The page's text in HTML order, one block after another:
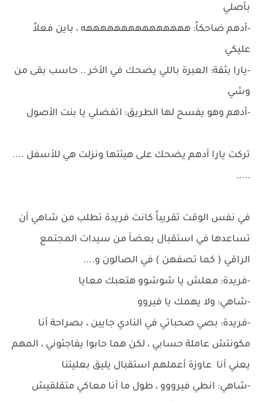
بأصلي
-أدهم ضاحكاً: هههههههههههههههه ، باين فعلاً
عليكي
-يارا بثقة: العبرة باللي يضحك في الأخر .. حاسب بقى من
وشي
-أدهم وهو يفسح لها الطريق: اتفضلي يا بنت الأصول
تركت يارا أدهم يضحك على هيئتها ونزلت هي للأسفل ....
.....
في نفس الوقت تقريباً كانت فريدة تطلب من شاهي أن
تساعدها في استقبال بعضاَ من سيدات المجتمع
الراقي ( كما تصفهن ) في الصالون و....
-فريدة: معلش يا شوشوو هتعبك معايا
-شاهي: ولا يهمك يا فيروو
-فريدة: بصي صحباتي في النادي جايين ، بصراحة أنا
مكونتش عاملة حسابي ، لكن هما حابوا يفاجئوني ، المهم
يعني أنا عاوزة أعملهم استقبال يليق بعليتنا
-شاهي: انطي فيرووو ، طول ما أنا معاكي متقلقيش